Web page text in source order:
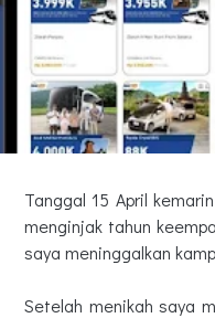
Tanggal 15 April
menginjak tahun
saya meninggalkan
Setelah menikah saya